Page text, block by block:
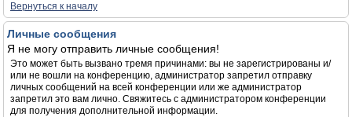
Вернуться к началу
Личные сообщения
Я не могу отправить личные сообщения!
Это может быть вызвано тремя причинами: вы не зарегистрированы и/
или не вошли на конференцию, администратор запретил отправку
личных сообщений на всей конференции или же администратор
запретил это вам лично. Свяжитесь с администратором конференции
для получения дополнительной информации.